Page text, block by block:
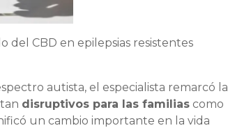
del CBD en epilepsias resistentes
autista, el especialista remarcó la
disruptivos para las familias como
un cambio importante en la vida